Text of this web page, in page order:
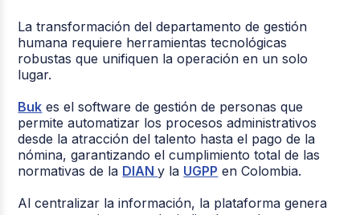
La transformación del departamento de gestión
humana requiere herramientas tecnológicas
robustas que unifiquen la operación en un solo
lugar.
Buk es el software de gestión de personas que
permite automatizar los procesos administrativos
desde la atracción del talento hasta el pago de la
nómina, garantizando el cumplimiento total de las
normativas de la DIANy la UGPP en Colombia.
Al centralizar la información, la plataforma genera